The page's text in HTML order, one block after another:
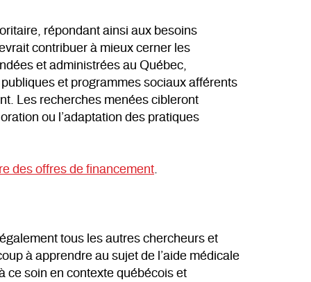
répondant ainsi aux besoins
contribuer à mieux cerner les
et administrées au Québec,
et programmes sociaux afférents
Les recherches menées cibleront
ou l’adaptation des pratiques
des offres de financement.
tous les autres chercheurs et
à apprendre au sujet de l’aide médicale
ce soin en contexte québécois et